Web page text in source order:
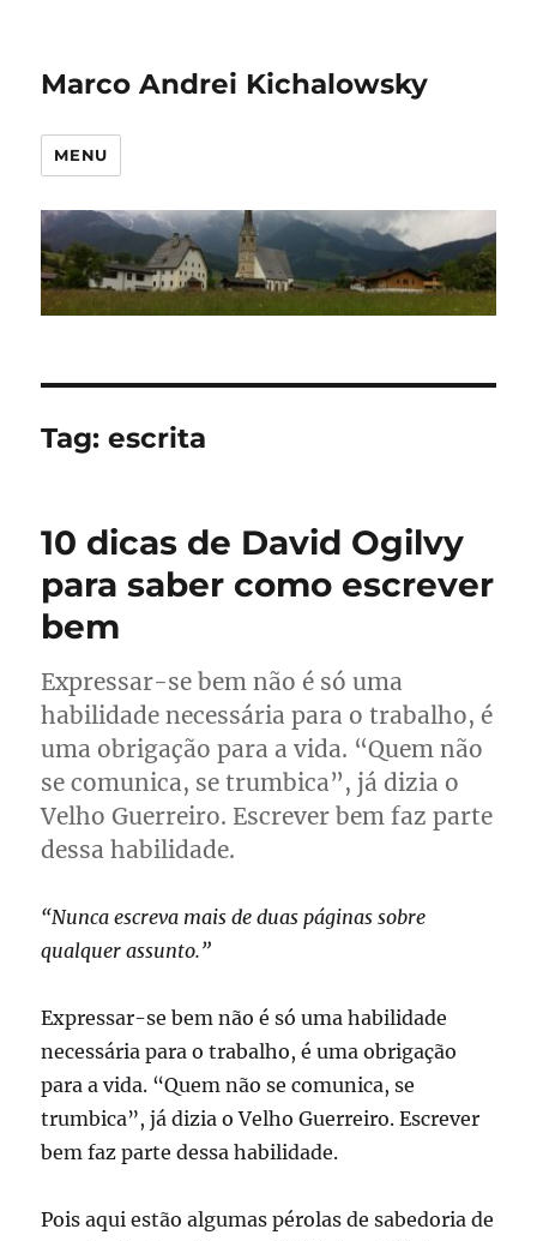
Marco Andrei Kichalowsky
MENU
Tag:escrita
10 dicas de David Ogilvy
para saber como escrever
bem
Expressar-se bem não é só uma
habilidade necessária para o trabalho, é
uma obrigação para a vida. “Quem não
se comunica, se trumbica”, já dizia o
Velho Guerreiro. Escrever bem faz parte
dessa habilidade.
“Nunca escreva mais de duas páginas sobre
qualquer assunto.”
Expressar-se bem não é só uma habilidade
necessária para o trabalho, é uma obrigação
para a vida. “Quem não se comunica, se
trumbica”, já dizia o Velho Guerreiro. Escrever
bem faz parte dessa habilidade.
Pois aqui estão algumas pérolas de sabedoria de